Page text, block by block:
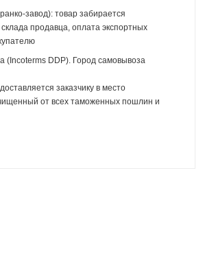
завод): товар забирается
продавца, оплата экспортных
(Incoterms DDP). Город самовывоза
заказчику в место
от всех таможенных пошлин и